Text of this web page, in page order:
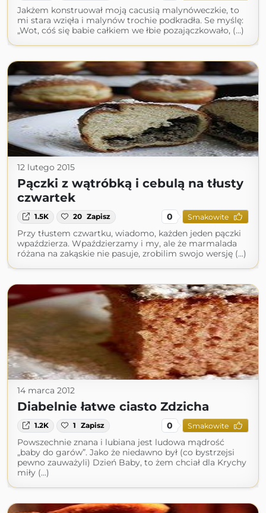
Jakżem konstruował moją cacusią malynóweczkie, to
mi stara wzięła i malynów trochie podkradła. Se myślę:
„Wot, cóś się babie całkiem we łbie pozajączkowało, (...)
12 lutego 2015
Pączki z wątróbką i cebulą na tłusty
czwartek
1.5K 20 Zapisz 0 Smakowite
Przy tłustem czwartku, wiadomo, każden jeden pączki
wpaździerza. Wpaździerzamy i my, ale że marmalada
różana na zakąskie nie pasuje, zrobilim swojo wersję (...)
14 marca 2012
Diabelnie łatwe ciasto Zdzicha
1.2K 1 Zapisz 0 Smakowite
Powszechnie znana i lubiana jest ludowa mądrość
„baby do garów”. Jako że niedawno był (co bystrzejsi
pewno zauważyli) Dzień Baby, to żem chciał dla Krychy
miły (...)